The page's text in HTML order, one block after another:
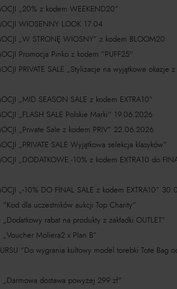
„20% z kodem WEEKEND20”
WIOSENNY LOOK 17.04
„W STRONĘ WIOSNY” z kodem BLOOM20
Promocja Pinko z kodem "PUFF25"
PRIVATE SALE „Stylizacje na wyjątkowe okazje z
„MID SEASON SALE z kodem EXTRA10”
„FLASH SALE Polskie Marki" 19.06.2026
„Private Sale z kodem PRIV” 22.06.2026
„PRIVATE SALE Wyjątkowa selekcja klasyków”
„DODATKOWE -10% z kodem EXTRA10 do
„-10% DO FINAL SALE z kodem EXTRA10”
dla uczestników aukcji Top Charity"
rabat na produkty z zakładki OUTLET”
Moliera2 x Plan B”
“Do wygrania kultowy model torebki Tote Bag
dostawa powyżej 299 zł"